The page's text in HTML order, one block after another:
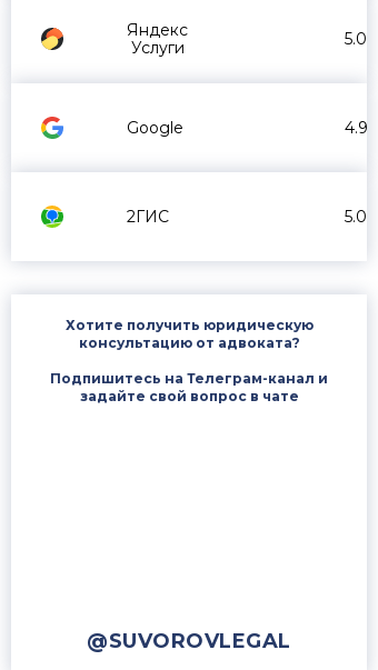
Яндекс
Услуги
5.0
Google 4.9
2ГИС 5.0
Хотите получить юридическую
консультацию от адвоката?
Подпишитесь на Телеграм-канал и
задайте свой вопрос в чате
@SUVOROVLEGAL